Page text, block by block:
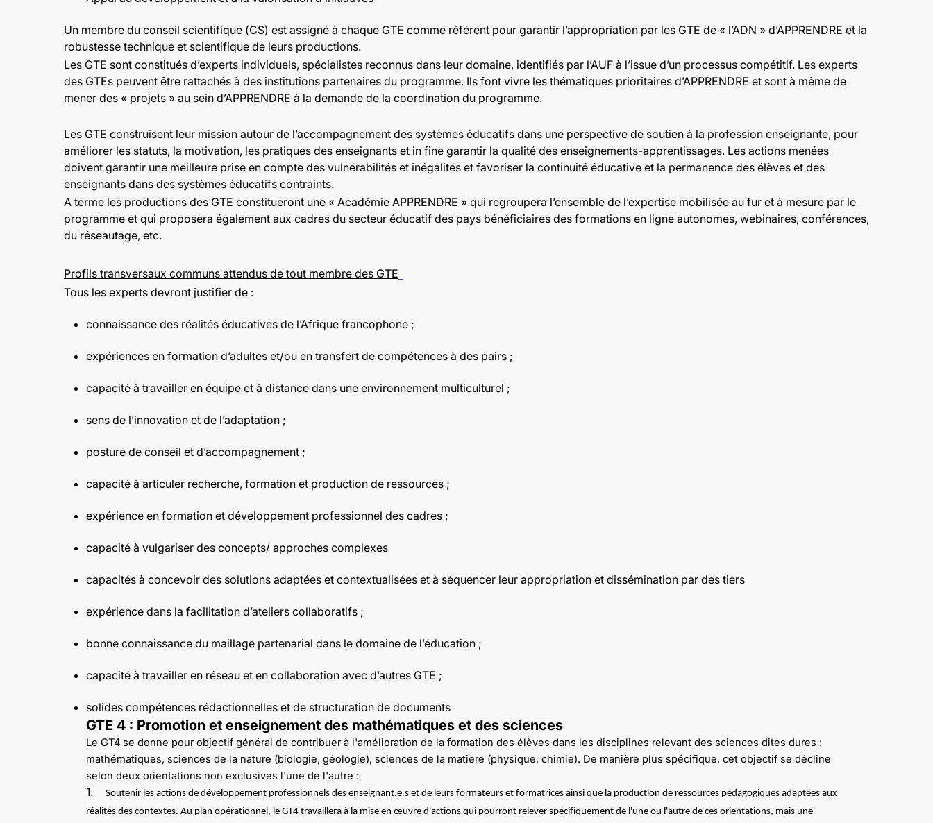
Un membre du conseil scientifique (CS) est assigné à chaque GTE comme référent pour garantir l’appropriation par les GTE de « l’ADN » d’APPRENDRE et la
robustesse technique et scientifique de leurs productions.
Les GTE sont constitués d’experts individuels, spécialistes reconnus dans leur domaine, identifiés par l’AUF à l’issue d’un processus compétitif. Les experts
des GTEs peuvent être rattachés à des institutions partenaires du programme. Ils font vivre les thématiques prioritaires d’APPRENDRE et sont à même de
mener des « projets » au sein d’APPRENDRE à la demande de la coordination du programme.
Les GTE construisent leur mission autour de l’accompagnement des systèmes éducatifs dans une perspective de soutien à la profession enseignante, pour
améliorer les statuts, la motivation, les pratiques des enseignants et in fine garantir la qualité des enseignements-apprentissages. Les actions menées
doivent garantir une meilleure prise en compte des vulnérabilités et inégalités et favoriser la continuité éducative et la permanence des élèves et des
enseignants dans des systèmes éducatifs contraints.
A terme les productions des GTE constitueront une « Académie APPRENDRE » qui regroupera l’ensemble de l’expertise mobilisée au fur et à mesure par le
programme et qui proposera également aux cadres du secteur éducatif des pays bénéficiaires des formations en ligne autonomes, webinaires, conférences,
du réseautage, etc.
Profils transversaux communs attendus de tout membre des GTE
Tous les experts devront justifier de :
connaissance des réalités éducatives de l’Afrique francophone ;
expériences en formation d’adultes et/ou en transfert de compétences à des pairs ;
capacité à travailler en équipe et à distance dans une environnement multiculturel ;
sens de l’innovation et de l’adaptation ;
posture de conseil et d’accompagnement ;
capacité à articuler recherche, formation et production de ressources ;
expérience en formation et développement professionnel des cadres ;
capacité à vulgariser des concepts/ approches complexes
capacités à concevoir des solutions adaptées et contextualisées et à séquencer leur appropriation et dissémination par des tiers
expérience dans la facilitation d’ateliers collaboratifs ;
bonne connaissance du maillage partenarial dans le domaine de l’éducation ;
capacité à travailler en réseau et en collaboration avec d’autres GTE ;
solides compétences rédactionnelles et de structuration de documents
GTE 4 : Promotion et enseignement des mathématiques et des sciences
Le GT4 se donne pour objectif général de contribuer à l'amélioration de la formation des élèves dans les disciplines relevant des sciences dites dures :
mathématiques, sciences de la nature (biologie, géologie), sciences de la matière (physique, chimie). De manière plus spécifique, cet objectif se décline
selon deux orientations non exclusives l'une de l'autre :
1.
Soutenir les actions de développement professionnels des enseignant.e.s et de leurs formateurs et formatrices ainsi que la production de ressources pédagogiques adaptées aux
réalités des contextes. Au plan opérationnel, le GT4 travaillera à la mise en œuvre d'actions qui pourront relever spécifiquement de l'une ou l'autre de ces orientations, mais une